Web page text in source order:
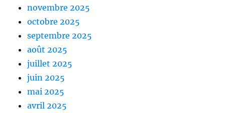
novembre 2025
octobre 2025
septembre 2025
août 2025
juillet 2025
juin 2025
mai 2025
avril 2025